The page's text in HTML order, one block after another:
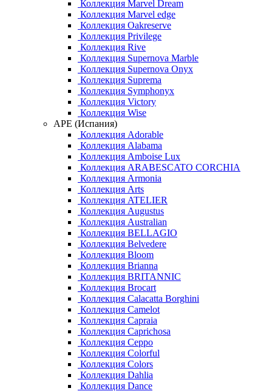
Коллекция Marvel Dream
Коллекция Marvel edge
Коллекция Oakreserve
Коллекция Privilege
Коллекция Rive
Коллекция Supernova Marble
Коллекция Supernova Onyx
Коллекция Suprema
Коллекция Symphonyx
Коллекция Victory
Коллекция Wise
APE (Испания)
Коллекция Adorable
Коллекция Alabama
Коллекция Amboise Lux
Коллекция ARABESCATO CORCHIA
Коллекция Armonia
Коллекция Arts
Коллекция ATELIER
Коллекция Augustus
Коллекция Australian
Коллекция BELLAGIO
Коллекция Belvedere
Коллекция Bloom
Коллекция Brianna
Коллекция BRITANNIC
Коллекция Brocart
Коллекция Calacatta Borghini
Коллекция Camelot
Коллекция Capraia
Коллекция Caprichosa
Коллекция Ceppo
Коллекция Colorful
Коллекция Colors
Коллекция Dahlia
Коллекция Dance